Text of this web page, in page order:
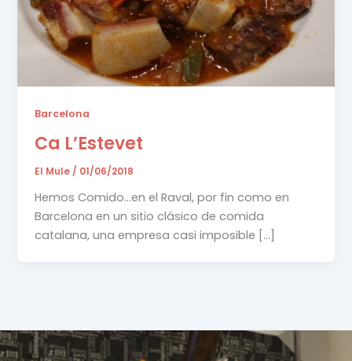
Barcelona
Ca L’Estevet
El Mule/ 01/06/2018
Hemos Comido…en el Raval, por fin como en
Barcelona en un sitio clásico de comida
catalana, una empresa casi imposible […]